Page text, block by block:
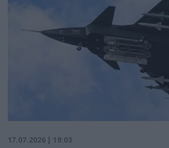
17.07.2026 | 19:03